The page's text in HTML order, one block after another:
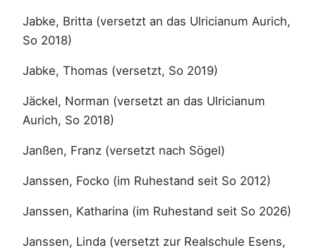
Jabke, Britta (versetzt an das Ulricianum Aurich,
So 2018)
Jabke, Thomas (versetzt, So 2019)
Jäckel, Norman (versetzt an das Ulricianum
Aurich, So 2018)
Janßen, Franz (versetzt nach Sögel)
Janssen, Focko (im Ruhestand seit So 2012)
Janssen, Katharina (im Ruhestand seit So 2026)
Janssen, Linda (versetzt zur Realschule Esens,